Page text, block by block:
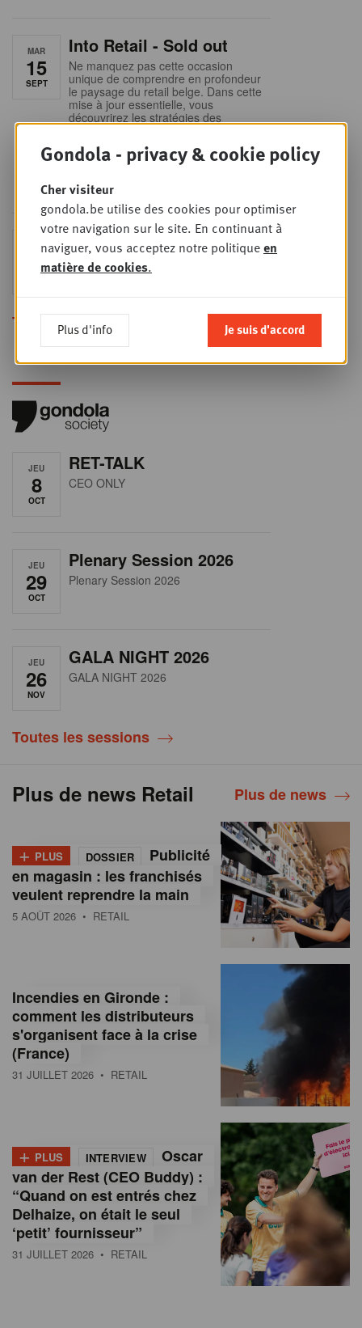
MAR
15
SEPT
Into Retail - Sold out
Ne manquez pas cette occasion
unique de comprendre en profondeur
le paysage du retail belge. Dans cette
mise à jour essentielle, vous
découvrirez les stratégies des
principaux retailers alimentaires,
obtiendrez une vision claire du profil
des shoppers et recueillerez des
insights indispensables dans un
secteur en plein
JEU
24
Sales & nego Summit
2026
Toutes les formations
JEU
8
OCT
RET-TALK
CEO ONLY
JEU
29
OCT
Plenary Session 2026
Plenary Session 2026
JEU
26
NOV
GALA NIGHT 2026
GALA NIGHT 2026
Toutes les sessions
Plus de news Retail Plus de news
+ PLUS DOSSIER
Publicité
en magasin : les franchisés
veulent reprendre la main
5 AOÛT 2026 • RETAIL
Incendies en Gironde :
comment les distributeurs
s'organisent face à la crise
(France)
31 JUILLET 2026 • RETAIL
+ PLUS INTERVIEW
Oscar
van der Rest (CEO Buddy) :
“Quand on est entrés chez
Delhaize, on était le seul
‘petit’ fournisseur”
31 JUILLET 2026 • RETAIL
Gondola - privacy & cookie policy
Cher visiteur
gondola.be utilise des cookies pour optimiser
votre navigation sur le site. En continuant à
naviguer, vous acceptez notre politiqueen
matière de cookies.
Plus d'info Je suis d'accord